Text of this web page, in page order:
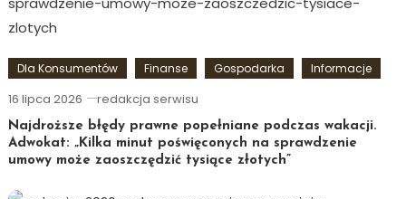
Dla Konsumentów Finanse Gospodarka Informacje
16 lipca 2026 redakcja serwisu
Najdroższe błędy prawne popełniane podczas wakacji.
Adwokat: „Kilka minut poświęconych na sprawdzenie
umowy może zaoszczędzić tysiące złotych”